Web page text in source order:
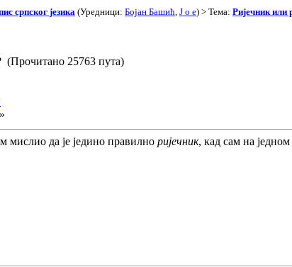
српског језика (Уредници: Бојан Башић J o e) > Тема: Ријечник или
(Прочитано 25763 пута)
мислио да је једино правилно ријечник, кад сам на